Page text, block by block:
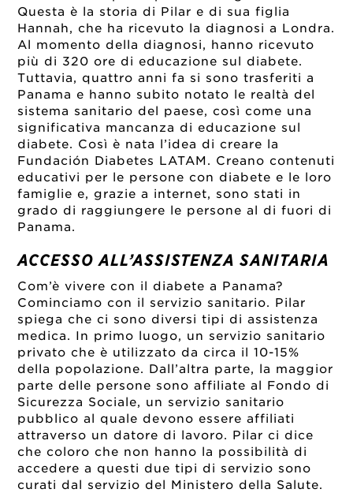
Questa è la storia di Pilar e di sua figlia
Hannah, che ha ricevuto la diagnosi a Londra.
Al momento della diagnosi, hanno ricevuto
più di 320 ore di educazione sul diabete.
Tuttavia, quattro anni fa si sono trasferiti a
Panama e hanno subito notato le realtà del
sistema sanitario del paese, così come una
significativa mancanza di educazione sul
diabete. Così è nata l’idea di creare la
Fundación Diabetes LATAM. Creano contenuti
educativi per le persone con diabete e le loro
famiglie e, grazie a internet, sono stati in
grado di raggiungere le persone al di fuori di
Panama.
ACCESSO ALL’ASSISTENZA SANITARIA
Com’è vivere con il diabete a Panama?
Cominciamo con il servizio sanitario. Pilar
spiega che ci sono diversi tipi di assistenza
medica. In primo luogo, un servizio sanitario
privato che è utilizzato da circa il 10-15%
della popolazione. Dall’altra parte, la maggior
parte delle persone sono affiliate al Fondo di
Sicurezza Sociale, un servizio sanitario
pubblico al quale devono essere affiliati
attraverso un datore di lavoro. Pilar ci dice
che coloro che non hanno la possibilità di
accedere a questi due tipi di servizio sono
curati dal servizio del Ministero della Salute.